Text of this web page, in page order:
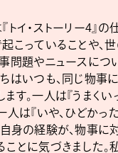
トイ・ストーリー4』
こっていることや、
問題やニュースにつ
はいつも、同じ物事
す。一人は『うまくい
人は『いや、ひどかっ
自身の経験が、物事に
とに気づきました。